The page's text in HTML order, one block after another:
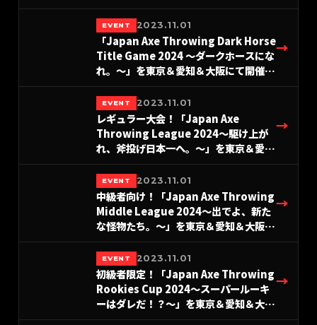
古屋＆大阪にて開催！
#A.LEAGUE2024-Hatchet部門
EVENT 2023.11.01
「Japan Axe Throwing Dark Horse
Title Game 2024 〜ダークホースにな
れ。〜」を東京＆愛知＆大阪にて開催！
#A.LEAGUE2024-Hatchet部門
→
EVENT 2023.11.01
レギュラー大会！「Japan Axe
Throwing League 2024〜駆け上が
れ、斧投げ日本一へ。〜」を東京＆愛知
＆大阪にて開催！#A.LEAGUE2024-
Hatchet部門
→
EVENT 2023.11.01
中級者向け！「Japan Axe Throwing
Middle League 2024〜出でよ、新た
な怪物たち。〜」を東京＆愛知＆大阪に
て開催！#A.LEAGUE2024-Hatchet
部門
→
EVENT 2023.11.01
初級者限定！「Japan Axe Throwing
Rookies Cup 2024〜スーパールーキ
ーはダレだ！？〜」を東京＆愛知＆大阪
にて開催！#A.LEAGUE2024-
→